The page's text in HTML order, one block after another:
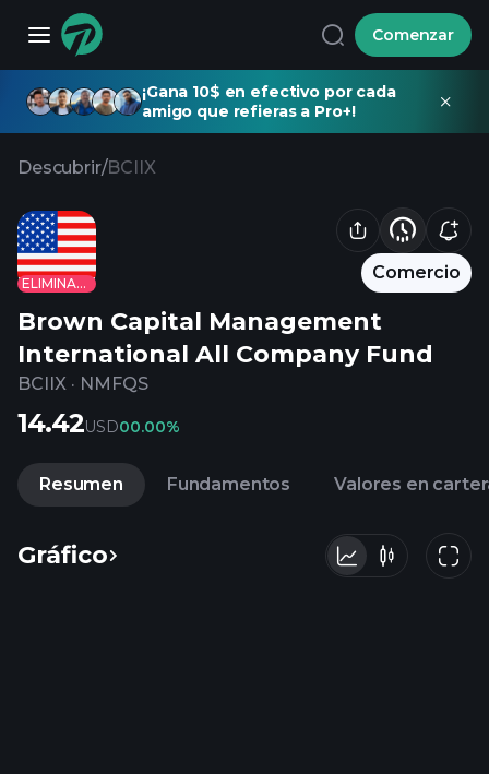
Comenzar
¡Gana 10$ en efectivo por cada
amigo que refieras a Pro+!
Descubrir/BCIIX
ELIMINADO
Comercio
Brown Capital Management
International All Company Fund
BCIIX · NMFQS
14.42USD00.00%
Resumen Fundamentos Valores en
Gráfico